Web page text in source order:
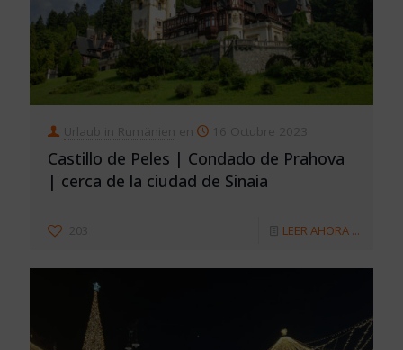
Urlaub in Rumänien en 16 Octubre 2023
Castillo de Peles | Condado de Prahova
| cerca de la ciudad de Sinaia
203 LEER AHORA ...